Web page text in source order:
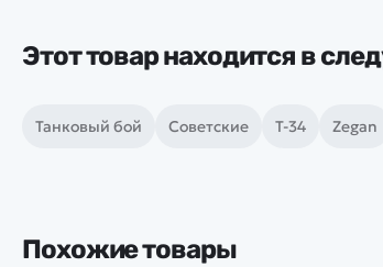
Этот товар находится в
Танковый бой Советские Т-34 Zegan
Похожие товары